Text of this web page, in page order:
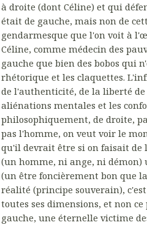
à droite (dont Céline) et qui
était de gauche, mais non de
gendarmesque que l'on voit à
Céline, comme médecin des
gauche que bien des bobos qui
rhétorique et les claquettes.
de l'authenticité, de la liberté de
aliénations mentales et les
philosophiquement, de droite,
pas l'homme, on veut voir le
qu'il devrait être si on faisait de
(un homme, ni ange, ni démon)
(un être foncièrement bon que
réalité (principe souverain),
toutes ses dimensions, et non
gauche, une éternelle victime